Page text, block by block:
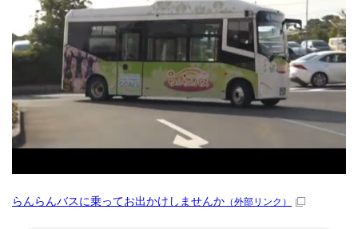
らんらんバスに乗ってお出かけしませんか （外部リンク）